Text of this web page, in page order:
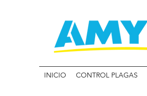
INICIO CONTROL PLAGAS